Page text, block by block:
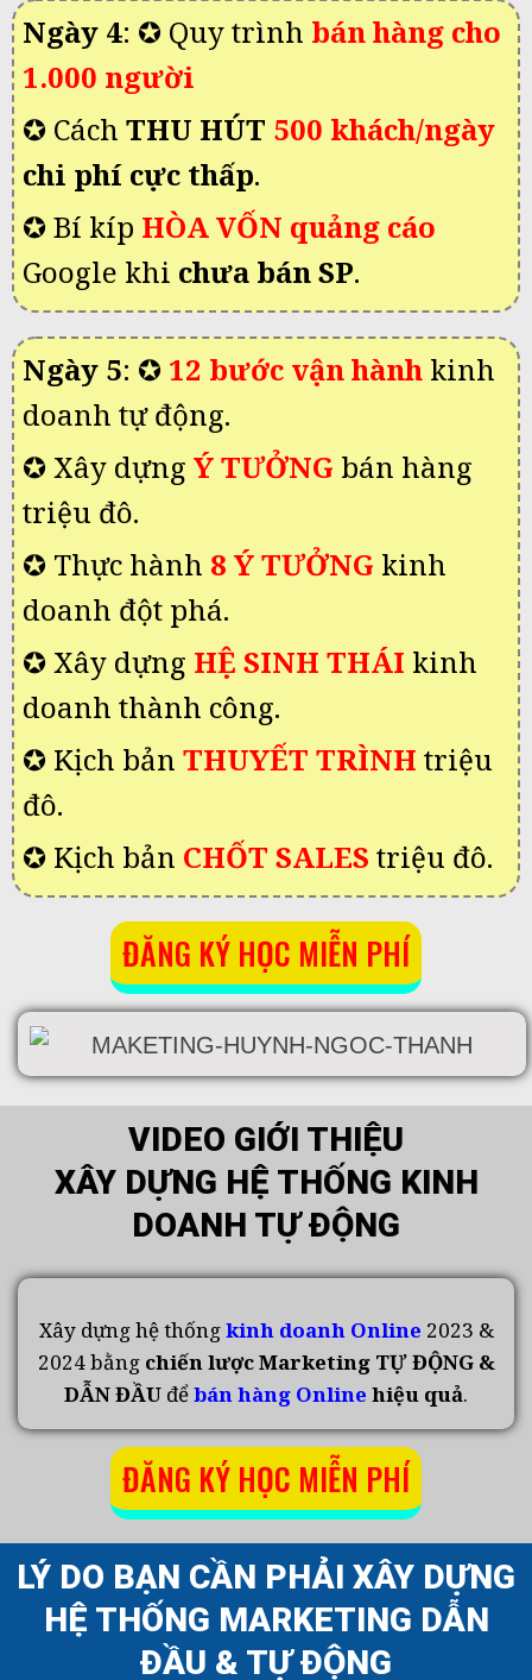
Ngày 4: ✪ Quy trình bán hàng cho
1.000 người
✪ Cách THU HÚT 500 khách/ngày
chi phí cực thấp.
✪ Bí kíp HÒA VỐN quảng cáo
Google khi chưa bán SP.
Ngày 5: ✪ 12 bước vận hành kinh
doanh tự động.
✪ Xây dựng Ý TƯỞNG bán hàng
triệu đô.
✪ Thực hành 8 Ý TƯỞNG kinh
doanh đột phá.
✪ Xây dựng HỆ SINH THÁI kinh
doanh thành công.
✪ Kịch bản THUYẾT TRÌNH triệu
đô.
✪ Kịch bản CHỐT SALES triệu đô.
ĐĂNG KÝ HỌC MIỄN PHÍ
VIDEO GIỚI THIỆU
XÂY DỰNG HỆ THỐNG KINH
DOANH TỰ ĐỘNG
Xây dựng hệ thốngkinh doanh Online 2023 &
2024 bằng chiến lược Marketing TỰ ĐỘNG &
DẪN ĐẦU đểbán hàng Online hiệu quả.
ĐĂNG KÝ HỌC MIỄN PHÍ
LÝ DO BẠN CẦN PHẢI XÂY DỰNG
HỆ THỐNG MARKETING DẪN
ĐẦU & TỰ ĐỘNG